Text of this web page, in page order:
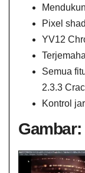
Pixel
YV12
Semua
2.3.3
Kontrol
Gambar: